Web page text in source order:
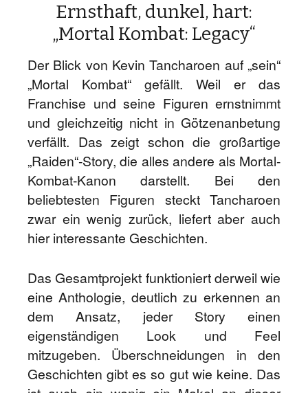
Ernsthaft, dunkel, hart:
„Mortal Kombat: Legacy“
Der Blick von Kevin Tancharoen auf „sein“
„Mortal Kombat“ gefällt. Weil er das
Franchise und seine Figuren ernstnimmt
und gleichzeitig nicht in Götzenanbetung
verfällt. Das zeigt schon die großartige
„Raiden“-Story, die alles andere als Mortal-
Kombat-Kanon darstellt. Bei den
beliebtesten Figuren steckt Tancharoen
zwar ein wenig zurück, liefert aber auch
hier interessante Geschichten.
Das Gesamtprojekt funktioniert derweil wie
eine Anthologie, deutlich zu erkennen an
dem Ansatz, jeder Story einen
eigenständigen Look und Feel
mitzugeben. Überschneidungen in den
Geschichten gibt es so gut wie keine. Das